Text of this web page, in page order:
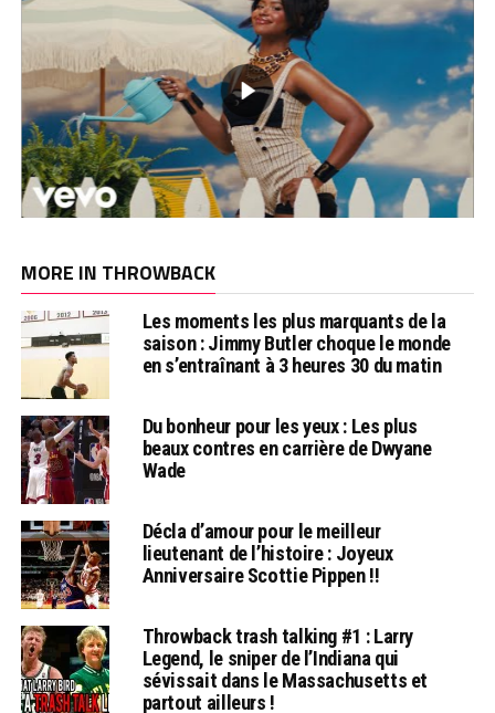
MORE IN THROWBACK
Les moments les plus marquants de la
saison : Jimmy Butler choque le monde
en s’entraînant à 3 heures 30 du matin
Du bonheur pour les yeux : Les plus
beaux contres en carrière de Dwyane
Wade
Décla d’amour pour le meilleur
lieutenant de l’histoire : Joyeux
Anniversaire Scottie Pippen !!
Throwback trash talking #1 : Larry
Legend, le sniper de l’Indiana qui
sévissait dans le Massachusetts et
partout ailleurs !